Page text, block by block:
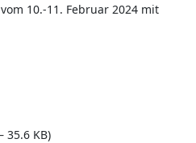
10.-11. Februar 2024 mit
KB)